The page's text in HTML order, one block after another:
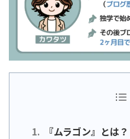
『ムラゴン』とは？